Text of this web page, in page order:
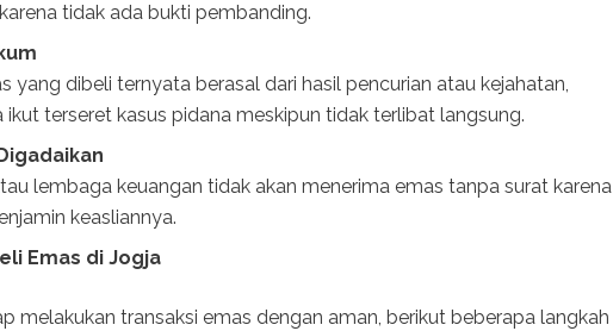
tidak ada bukti pembanding.
yang dibeli ternyata berasal dari hasil pencurian atau kejahatan,
ikut terseret kasus pidana meskipun tidak terlibat langsung.
lembaga keuangan tidak akan menerima emas tanpa surat karena
keasliannya.
Emas di Jogja
melakukan transaksi emas dengan aman, berikut beberapa langkah